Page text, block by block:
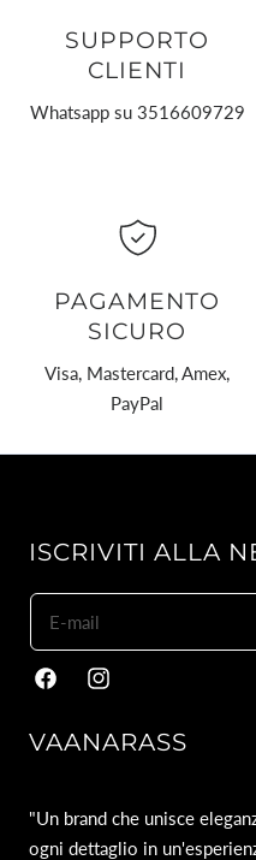
SUPPORTO
CLIENTI
Whatsapp su 3516609729
PAGAMENTO
SICURO
Visa, Mastercard, Amex,
PayPal
VAANARASS
"Un brand che unisce
ogni dettaglio in
ISCRIVITI ALLA
FacebookInstagram